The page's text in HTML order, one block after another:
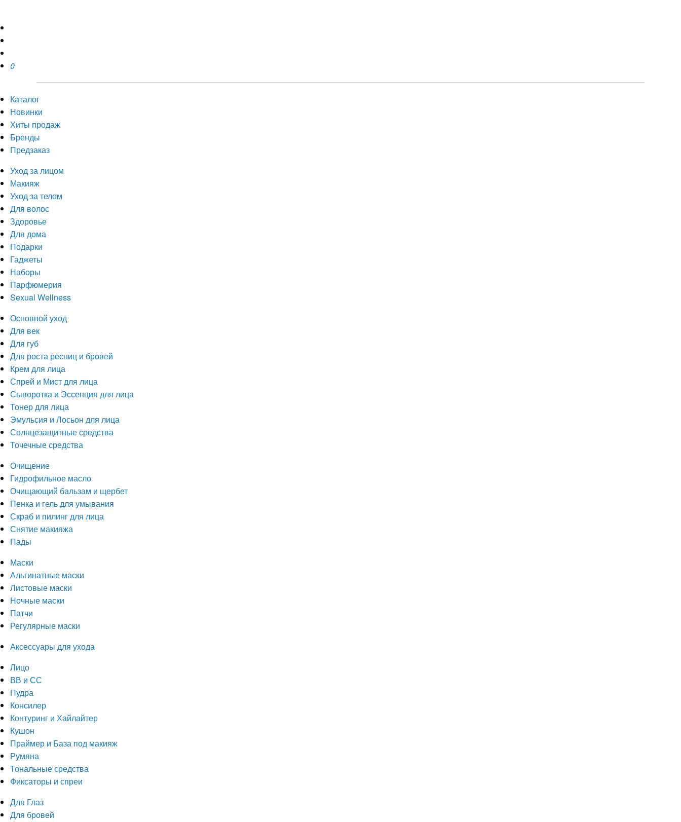
0
Каталог
Новинки
Хиты продаж
Бренды
Предзаказ
Уход за лицом
Макияж
Уход за телом
Для волос
Здоровье
Для дома
Подарки
Гаджеты
Наборы
Парфюмерия
Sexual Wellness
Основной уход
Для век
Для губ
Для роста ресниц и бровей
Крем для лица
Спрей и Мист для лица
Сыворотка и Эссенция для лица
Тонер для лица
Эмульсия и Лосьон для лица
Солнцезащитные средства
Точечные средства
Очищение
Гидрофильное масло
Очищающий бальзам и щербет
Пенка и гель для умывания
Скраб и пилинг для лица
Снятие макияжа
Пады
Маски
Альгинатные маски
Листовые маски
Ночные маски
Патчи
Регулярные маски
Аксессуары для ухода
Лицо
ВВ и СС
Пудра
Консилер
Контуринг и Хайлайтер
Кушон
Праймер и База под макияж
Румяна
Тональные средства
Фиксаторы и спреи
Для Глаз
Для бровей